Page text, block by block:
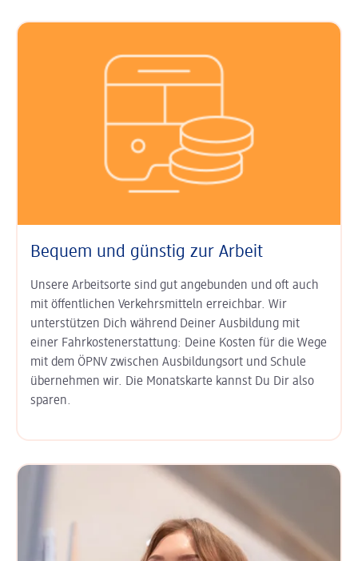
Bequem und günstig zur Arbeit
Unsere Arbeitsorte sind gut an­ge­bunden und oft auch
mit öffent­lichen Verkehrs­mitteln erreichbar. Wir
unterstützen Dich während Deiner Aus­bildung mit
einer Fahr­kosten­erstat­tung: Deine Kosten für die Wege
mit dem ÖPNV zwischen Ausbildungs­ort und Schule
übernehmen wir. Die Monats­karte kannst Du Dir also
sparen.